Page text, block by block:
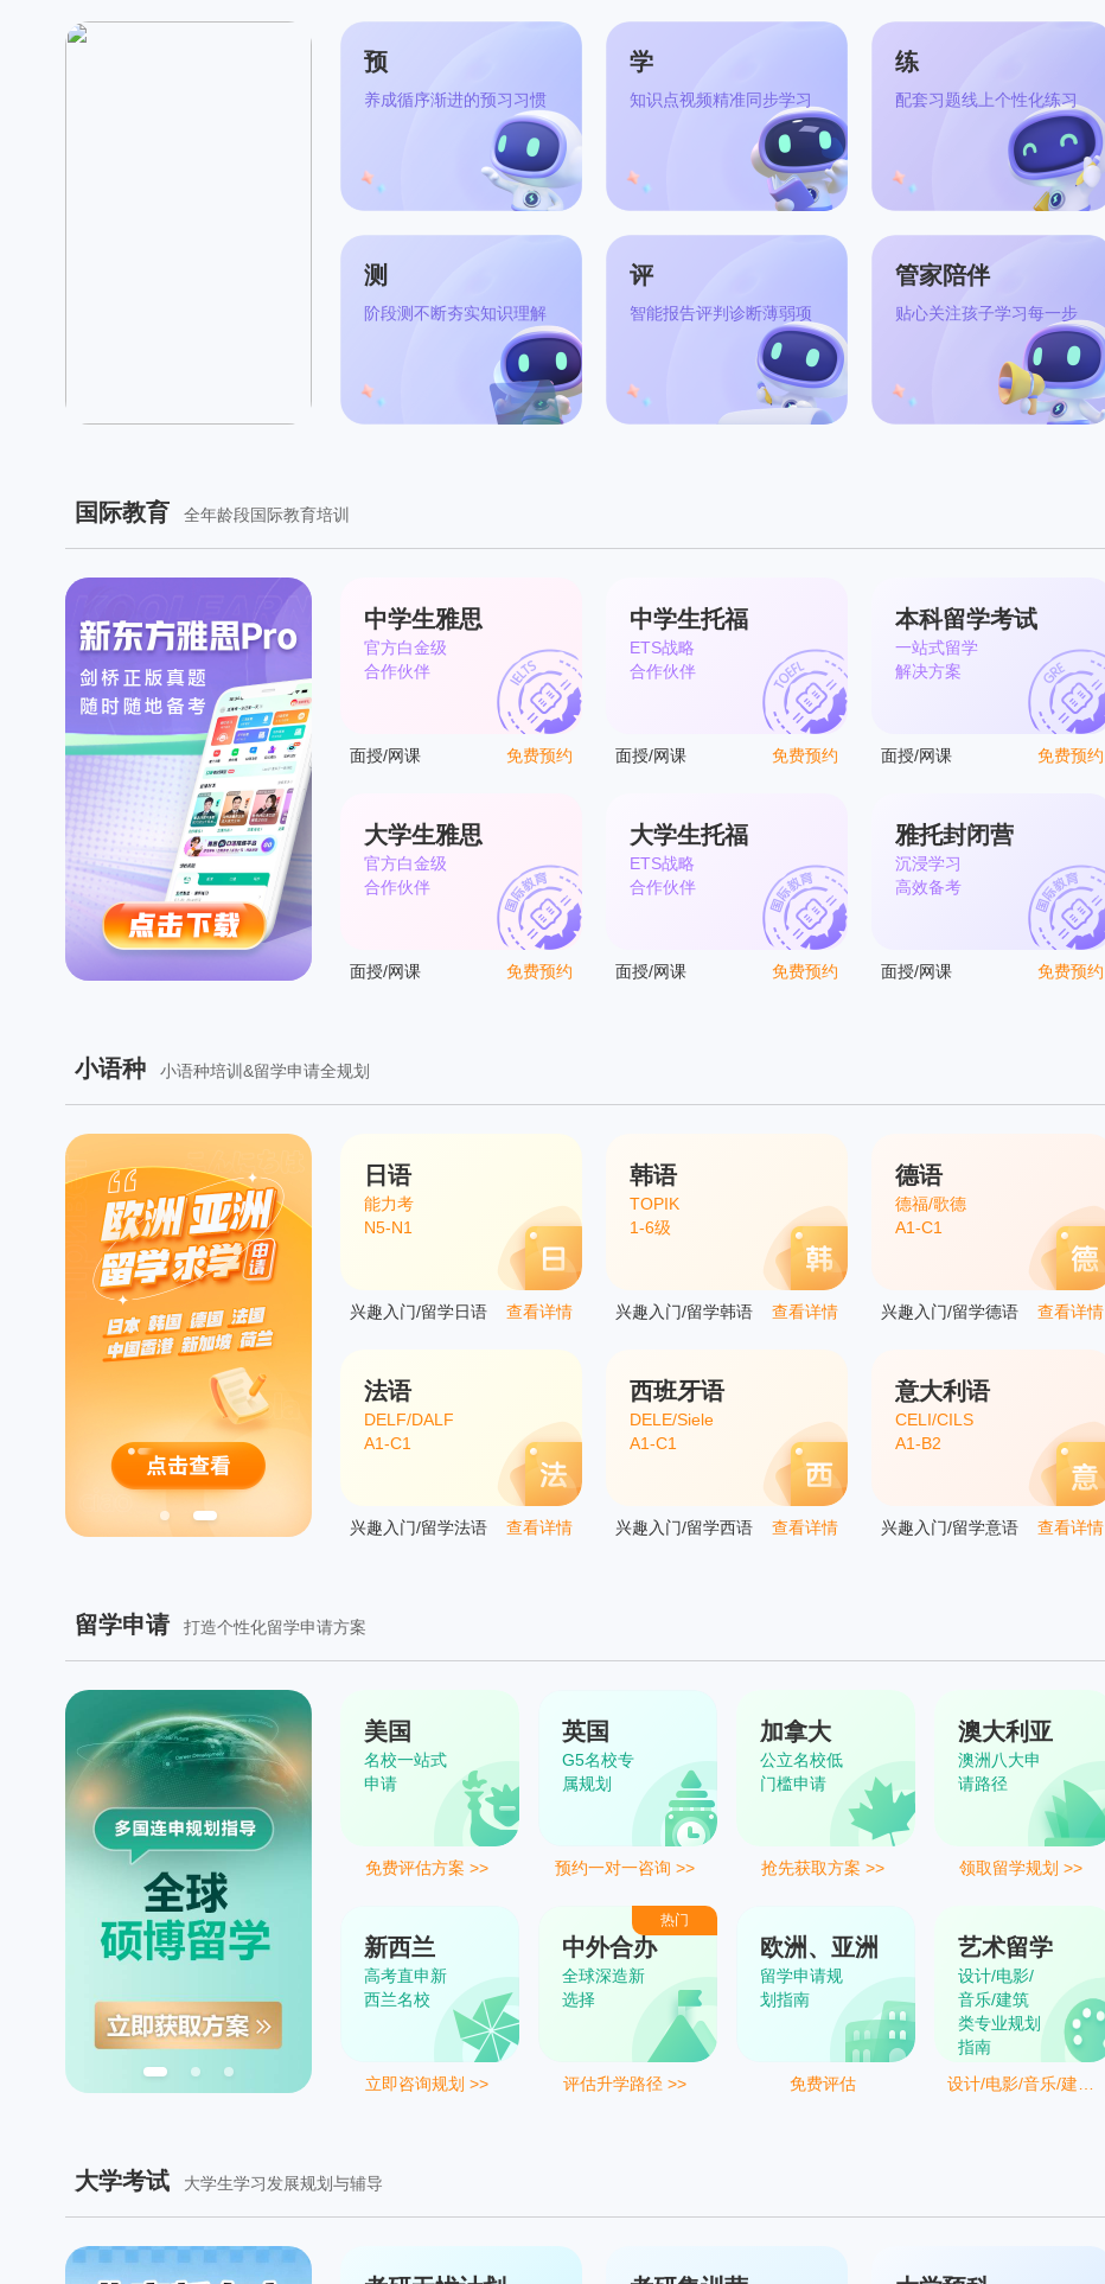
预
养成循序渐进的预习习惯
学
知识点视频精准同步学习
练
配套习题线上个性化练习
测
阶段测不断夯实知识理解
评
智能报告评判诊断薄弱项
管家陪伴
贴心关注孩子学习每一步
国际教育 全年龄段国际教育培训
中学生雅思
官方白金级
合作伙伴
面授/网课 免费预约
中学生托福
ETS战略
合作伙伴
面授/网课 免费预约
本科留学考试
一站式留学
解决方案
面授/网课 免费预约
大学生雅思
官方白金级
合作伙伴
面授/网课 免费预约
大学生托福
ETS战略
合作伙伴
面授/网课 免费预约
雅托封闭营
沉浸学习
高效备考
面授/网课 免费预约
小语种 小语种培训&留学申请全规划
日语
能力考
N5-N1
兴趣入门/留学日语 查看详情
韩语
TOPIK
1-6级
兴趣入门/留学韩语 查看详情
德语
德福/歌德
A1-C1
兴趣入门/留学德语 查看详情
法语
DELF/DALF
A1-C1
兴趣入门/留学法语 查看详情
西班牙语
DELE/Siele
A1-C1
兴趣入门/留学西语 查看详情
意大利语
CELI/CILS
A1-B2
兴趣入门/留学意语 查看详情
留学申请 打造个性化留学申请方案
美国
名校一站式
申请
免费评估方案 >>
英国
G5名校专
属规划
预约一对一咨询 >>
加拿大
公立名校低
门槛申请
抢先获取方案 >>
澳大利亚
澳洲八大申
请路径
领取留学规划 >>
新西兰
高考直申新
西兰名校
立即咨询规划 >>
热门
中外合办
全球深造新
选择
评估升学路径 >>
欧洲、亚洲
留学申请规
划指南
免费评估
艺术留学
设计/电影/
音乐/建筑
类专业规划
指南
设计/电影/音乐/建筑
大学考试 大学生学习发展规划与辅导